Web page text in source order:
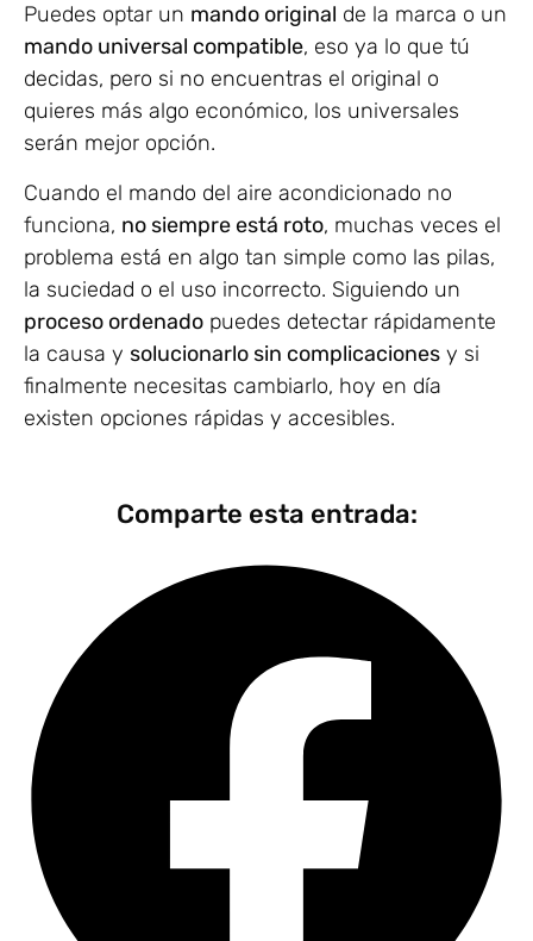
Puedes optar un mando original de la marca o un
mando universal compatible, eso ya lo que tú
decidas, pero si no encuentras el original o
quieres más algo económico, los universales
serán mejor opción.
Cuando el mando del aire acondicionado no
funciona, no siempre está roto, muchas veces el
problema está en algo tan simple como las pilas,
la suciedad o el uso incorrecto. Siguiendo un
proceso ordenado puedes detectar rápidamente
la causa y solucionarlo sin complicaciones y si
finalmente necesitas cambiarlo, hoy en día
existen opciones rápidas y accesibles.
Comparte esta entrada: